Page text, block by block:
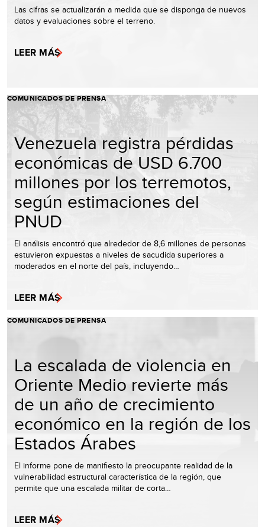
Las cifras se actualizarán a medida que se disponga de nuevos
datos y evaluaciones sobre el terreno.
LEER MÁS
COMUNICADOS DE PRENSA
Venezuela registra pérdidas
económicas de USD 6.700
millones por los terremotos,
según estimaciones del
PNUD
El análisis encontró que alrededor de 8,6 millones de personas
estuvieron expuestas a niveles de sacudida superiores a
moderados en el norte del país, incluyendo…
LEER MÁS
COMUNICADOS DE PRENSA
La escalada de violencia en
Oriente Medio revierte más
de un año de crecimiento
económico en la región de los
Estados Árabes
El informe pone de manifiesto la preocupante realidad de la
vulnerabilidad estructural característica de la región, que
permite que una escalada militar de corta…
LEER MÁS